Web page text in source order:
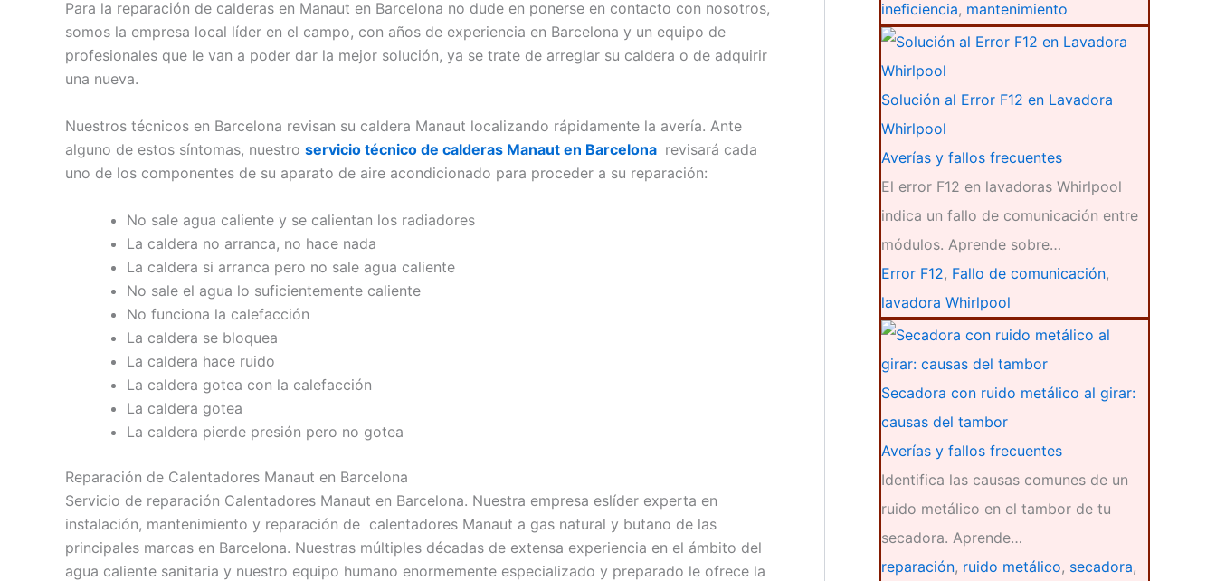
Para la reparación de calderas en Manaut en Barcelona no dude en ponerse en contacto con nosotros,
somos la empresa local líder en el campo, con años de experiencia en Barcelona y un equipo de
profesionales que le van a poder dar la mejor solución, ya se trate de arreglar su caldera o de adquirir
una nueva.
Nuestros técnicos en Barcelona revisan su caldera Manaut localizando rápidamente la avería. Ante
alguno de estos síntomas, nuestro servicio técnico de calderas Manaut en Barcelona revisará cada
uno de los componentes de su aparato de aire acondicionado para proceder a su reparación:
No sale agua caliente y se calientan los radiadores
La caldera no arranca, no hace nada
La caldera si arranca pero no sale agua caliente
No sale el agua lo suficientemente caliente
No funciona la calefacción
La caldera se bloquea
La caldera hace ruido
La caldera gotea con la calefacción
La caldera gotea
La caldera pierde presión pero no gotea
Reparación de Calentadores Manaut en Barcelona
Servicio de reparación Calentadores Manaut en Barcelona. Nuestra empresa eslíder experta en
instalación, mantenimiento y reparación de calentadores Manaut a gas natural y butano de las
principales marcas en Barcelona. Nuestras múltiples décadas de extensa experiencia en el ámbito del
agua caliente sanitaria y nuestro equipo humano enormemente especializado y preparado le ofrece la
ineficiencia, mantenimiento
Solución al Error F12 en Lavadora
Whirlpool
Averías y fallos frecuentes
El error F12 en lavadoras Whirlpool
indica un fallo de comunicación entre
módulos. Aprende sobre…
Error F12, Fallo de comunicación,
lavadora Whirlpool
Secadora con ruido metálico al girar:
causas del tambor
Averías y fallos frecuentes
Identifica las causas comunes de un
ruido metálico en el tambor de tu
secadora. Aprende…
reparación, ruido metálico, secadora,